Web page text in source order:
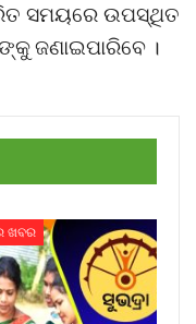
ସମୟରେ ଉପସ୍ଥିତ
ଜଣାଇପାରିବେ ।
ଖବର